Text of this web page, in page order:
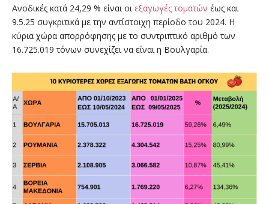
Ανοδικές κατά 24,29 % είναι οι εξαγωγές τοματών έως και
9.5.25 συγκριτικά με την αντίστοιχη περίοδο του 2024. Η
κύρια χώρα απορρόφησης με το συντριπτικό αριθμό των
16.725.019 τόνων συνεχίζει να είναι η Βουλγαρία.